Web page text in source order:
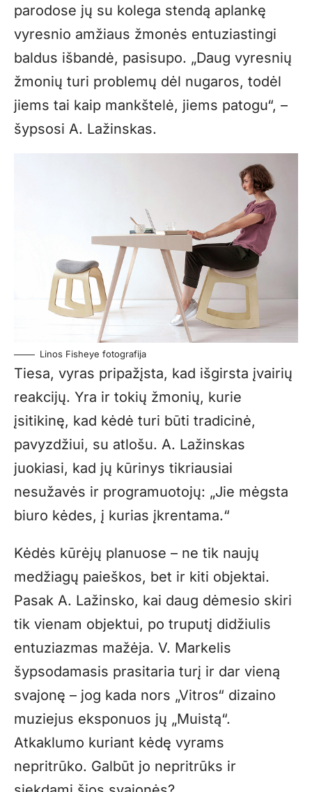
parodose jų su kolega stendą aplankę
vyresnio amžiaus žmonės entuziastingi
baldus išbandė, pasisupo. „Daug vyresnių
žmonių turi problemų dėl nugaros, todėl
jiems tai kaip mankštelė, jiems patogu“, –
šypsosi A. Lažinskas.
Linos Fisheye fotografija
Tiesa, vyras pripažįsta, kad išgirsta įvairių
reakcijų. Yra ir tokių žmonių, kurie
įsitikinę, kad kėdė turi būti tradicinė,
pavyzdžiui, su atlošu. A. Lažinskas
juokiasi, kad jų kūrinys tikriausiai
nesužavės ir programuotojų: „Jie mėgsta
biuro kėdes, į kurias įkrentama.“
Kėdės kūrėjų planuose – ne tik naujų
medžiagų paieškos, bet ir kiti objektai.
Pasak A. Lažinsko, kai daug dėmesio skiri
tik vienam objektui, po truputį didžiulis
entuziazmas mažėja. V. Markelis
šypsodamasis prasitaria turį ir dar vieną
svajonę – jog kada nors „Vitros“ dizaino
muziejus eksponuos jų „Muistą“.
Atkaklumo kuriant kėdę vyrams
nepritrūko. Galbūt jo nepritrūks ir